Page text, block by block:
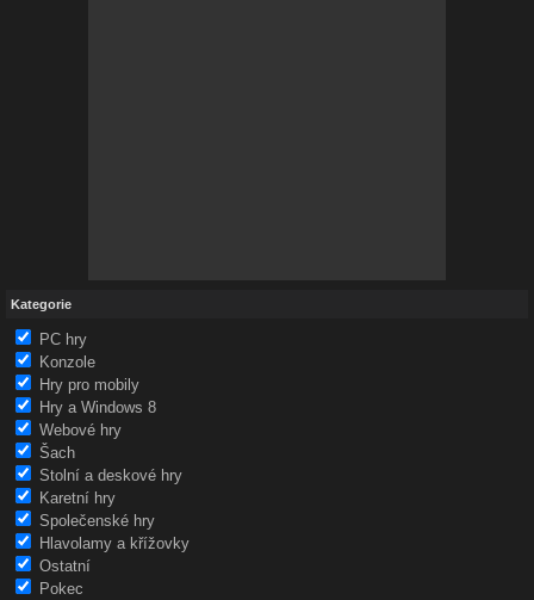
Kategorie
PC hry
Konzole
Hry pro mobily
Hry a Windows 8
Webové hry
Šach
Stolní a deskové hry
Karetní hry
Společenské hry
Hlavolamy a křížovky
Ostatní
Pokec